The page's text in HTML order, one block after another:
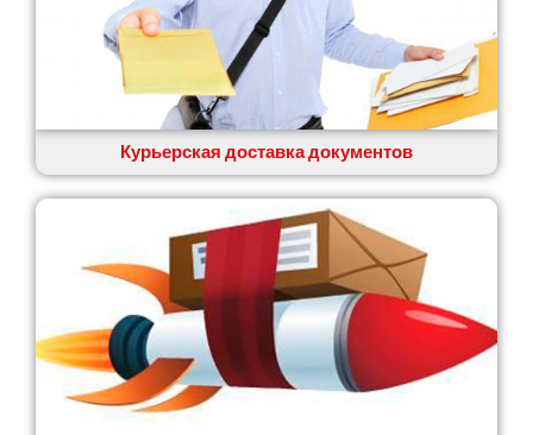
Вита-Почтовая
Вольнянск
Вознесенск
Южноукраинск
Запорожье
Заречаны
Зазимье
Здолбунов
Курьерская доставка документов